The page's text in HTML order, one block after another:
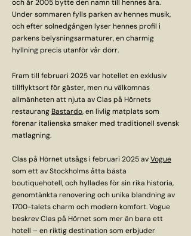
och år 2005 bytte den namn till hennes ära.
Under sommaren fylls parken av hennes musik,
och efter solnedgången lyser hennes profil i
parkens belysningsarmaturer, en charmig
hyllning precis utanför vår dörr.
Fram till februari 2025 var hotellet en exklusiv
tillflyktsort för gäster, men nu välkomnas
allmänheten att njuta av Clas på Hörnets
restaurang Bastardo, en livlig matplats som
förenar italienska smaker med traditionell svensk
matlagning.
Clas på Hörnet utsågs i februari 2025 avVogue
som ett av Stockholms åtta bästa
boutiquehotell, och hyllades för sin rika historia,
genomtänkta renovering och unika blandning av
1700-talets charm och modern komfort. Vogue
beskrev Clas på Hörnet som mer än bara ett
hotell – en riktig destination som erbjuder